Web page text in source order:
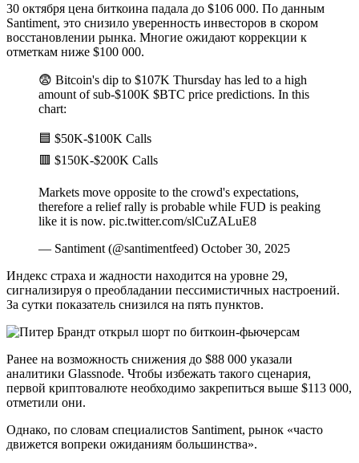
30 октября цена биткоина падала до $106 000. По данным
Santiment, это снизило уверенность инвесторов в скором
восстановлении рынка. Многие ожидают коррекции к
отметкам ниже $100 000.
😨 Bitcoin's dip to $107K Thursday has led to a high
amount of sub-$100K $BTC price predictions. In this
chart:
🟦 $50K-$100K Calls
🟥 $150K-$200K Calls
Markets move opposite to the crowd's expectations,
therefore a relief rally is probable while FUD is peaking
like it is now. pic.twitter.com/slCuZALuE8
— Santiment (@santimentfeed) October 30, 2025
Индекс страха и жадности находится на уровне 29,
сигнализируя о преобладании пессимистичных настроений.
За сутки показатель снизился на пять пунктов.
Ранее на возможность снижения до $88 000 указали
аналитики Glassnode. Чтобы избежать такого сценария,
первой криптовалюте необходимо закрепиться выше $113 000,
отметили они.
Однако, по словам специалистов Santiment, рынок «часто
движется вопреки ожиданиям большинства».